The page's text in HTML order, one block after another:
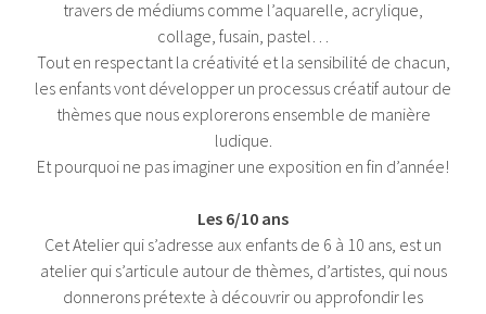
travers de médiums comme l’aquarelle, acrylique,
collage, fusain, pastel…
Tout en respectant la créativité et la sensibilité de chacun,
les enfants vont développer un processus créatif autour de
thèmes que nous explorerons ensemble de manière
ludique.
Et pourquoi ne pas imaginer une exposition en fin d’année!
Les 6/10 ans
Cet Atelier qui s’adresse aux enfants de 6 à 10 ans, est un
atelier qui s’articule autour de thèmes, d’artistes, qui nous
donnerons prétexte à découvrir ou approfondir les